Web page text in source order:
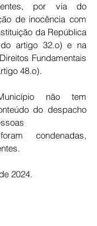
por via do
de inocência com
da República
artigo 32.o) e na
Fundamentais
48.o).
não tem
do despacho
condenadas,
2024.